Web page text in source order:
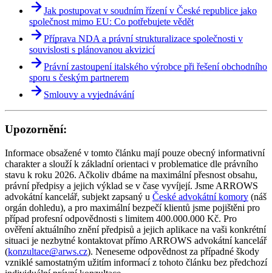
Jak postupovat v soudním řízení v České republice jako
společnost mimo EU: Co potřebujete vědět
Příprava NDA a právní strukturalizace společnosti v
souvislosti s plánovanou akvizicí
Právní zastoupení italského výrobce při řešení obchodního
sporu s českým partnerem
Smlouvy a vyjednávání
Upozornění:
Informace obsažené v tomto článku mají pouze obecný informativní
charakter a slouží k základní orientaci v problematice dle právního
stavu k roku 2026. Ačkoliv dbáme na maximální přesnost obsahu,
právní předpisy a jejich výklad se v čase vyvíjejí. Jsme ARROWS
advokátní kancelář, subjekt zapsaný u České advokátní komory (náš
orgán dohledu), a pro maximální bezpečí klientů jsme pojištěni pro
případ profesní odpovědnosti s limitem 400.000.000 Kč. Pro
ověření aktuálního znění předpisů a jejich aplikace na vaši konkrétní
situaci je nezbytné kontaktovat přímo ARROWS advokátní kancelář
(konzultace@arws.cz). Neneseme odpovědnost za případné škody
vzniklé samostatným užitím informací z tohoto článku bez předchozí